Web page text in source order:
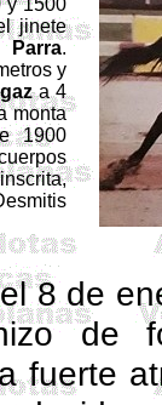
y 1500
jinete
Parra.
y
a 4
monta
1900
8 de
de
fuerte